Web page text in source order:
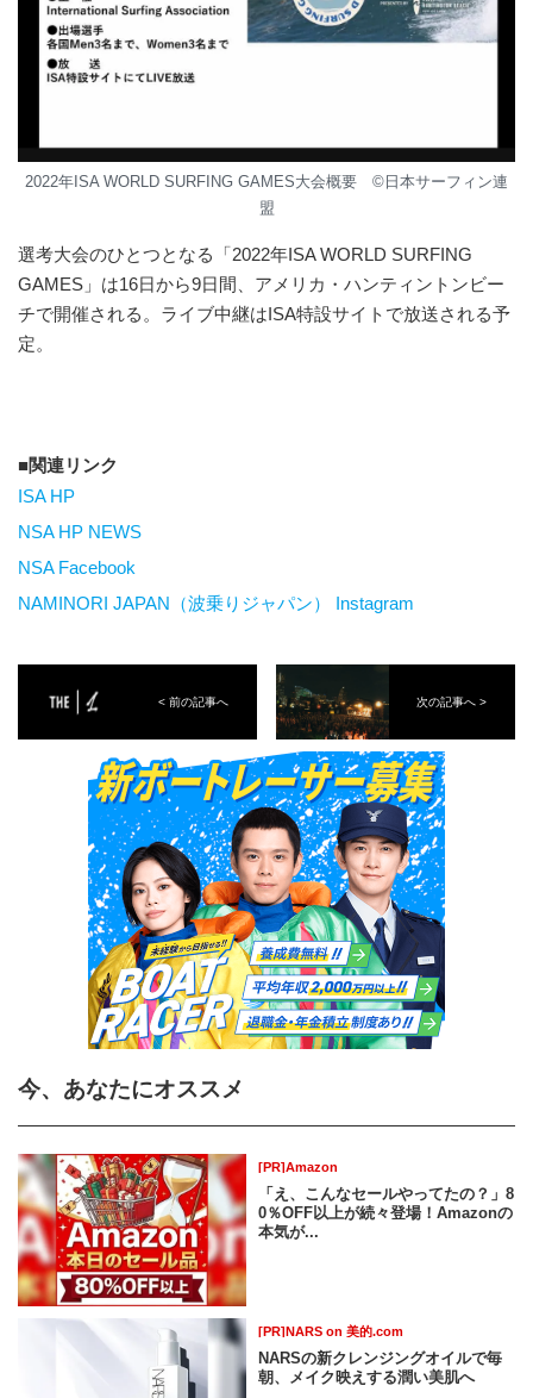
2022年ISA WORLD SURFING GAMES大会概要 ©︎日本サーフィン連
盟
選考大会のひとつとなる「2022年ISA WORLD SURFING
GAMES」は16日から9日間、アメリカ・ハンティントンビー
チで開催される。ライブ中継はISA特設サイトで放送される予
定。
関連リンク
ISA HP
NSA HP NEWS
NSA Facebook
NAMINORI JAPAN（波乗りジャパン） Instagram
< 前の記事へ 次の記事へ >
今、あなたにオススメ
[PR]Amazon
「え、こんなセールやってたの？」8
0％OFF以上が続々登場！Amazonの
本気が...
[PR]NARS on 美的.com
NARSの新クレンジングオイルで毎
朝、メイク映えする潤い美肌へ